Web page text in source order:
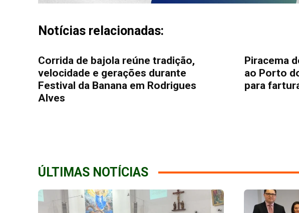
Notícias relacionadas:
Corrida de bajola reúne tradição,
velocidade e gerações durante
Festival da Banana em Rodrigues
Alves
Piracema
ao Porto
para
ÚLTIMAS NOTÍCIAS